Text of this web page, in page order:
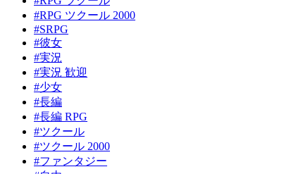
#RPG ツクール 2000
#SRPG
#彼女
#実況
#実況 歓迎
#少女
#長編
#長編 RPG
#ツクール
#ツクール 2000
#ファンタジー